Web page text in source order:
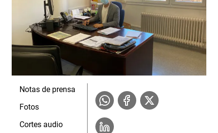
Notas de prensa
Fotos
Cortes audio